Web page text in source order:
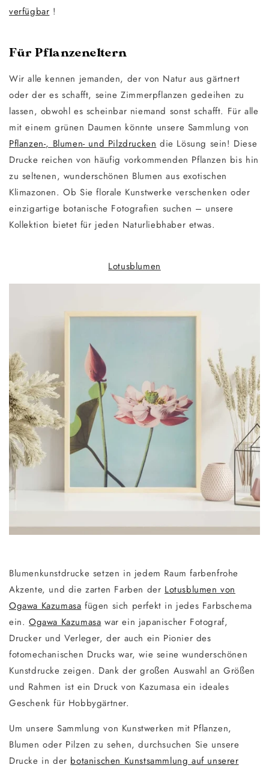
verfügbar !
Für Pflanzeneltern
Wir alle kennen jemanden, der von Natur aus gärtnert
oder der es schafft, seine Zimmerpflanzen gedeihen zu
lassen, obwohl es scheinbar niemand sonst schafft. Für alle
mit einem grünen Daumen könnte unsere Sammlung von
Pflanzen-, Blumen- und Pilzdrucken die Lösung sein! Diese
Drucke reichen von häufig vorkommenden Pflanzen bis hin
zu seltenen, wunderschönen Blumen aus exotischen
Klimazonen. Ob Sie florale Kunstwerke verschenken oder
einzigartige botanische Fotografien suchen – unsere
Kollektion bietet für jeden Naturliebhaber etwas.
Lotusblumen
Blumenkunstdrucke setzen in jedem Raum farbenfrohe
Akzente, und die zarten Farben der Lotusblumen von
Ogawa Kazumasa fügen sich perfekt in jedes Farbschema
ein. Ogawa Kazumasa war ein japanischer Fotograf,
Drucker und Verleger, der auch ein Pionier des
fotomechanischen Drucks war, wie seine wunderschönen
Kunstdrucke zeigen. Dank der großen Auswahl an Größen
und Rahmen ist ein Druck von Kazumasa ein ideales
Geschenk für Hobbygärtner.
Um unsere Sammlung von Kunstwerken mit Pflanzen,
Blumen oder Pilzen zu sehen, durchsuchen Sie unsere
Drucke in der botanischen Kunstsammlung auf unserer